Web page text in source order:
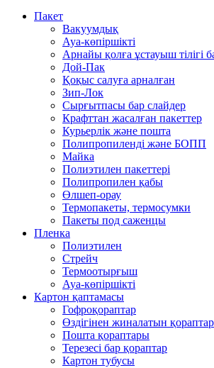
Пакет
Вакуумдық
Ауа-көпіршікті
Арнайы қолға ұстауыш тілігі
Дой-Пак
Қоқыс салуға арналған
Зип-Лок
Сырғытпасы бар слайдер
Крафттан жасалған пакеттер
Курьерлік және пошта
Полипропиленді және БОПП
Майка
Полиэтилен пакеттері
Полипропилен қабы
Өлшеп-орау
Термопакеты, термосумки
Пакеты под саженцы
Пленка
Полиэтилен
Стрейч
Термоотырғыш
Ауа-көпіршікті
Картон қаптамасы
Гофроқораптар
Өздігінен жиналатын қораптар
Пошта қораптары
Терезесі бар қораптар
Картон тубусы